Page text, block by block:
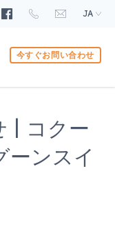
JA
今すぐお問い合わせ
| コクー
ーンスイ